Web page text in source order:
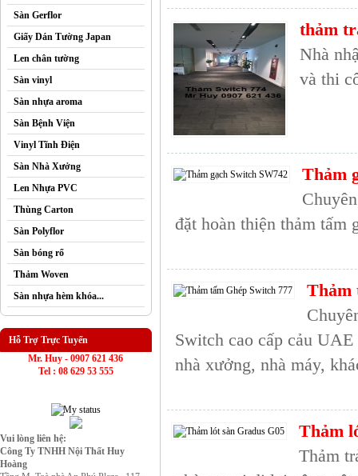
Sàn Gerflor
Giấy Dán Tường Japan
Len chân tường
Sàn vinyl
Sàn nhựa aroma
Sàn Bệnh Viện
Vinyl Tĩnh Điện
Sàn Nhà Xưởng
Len Nhựa PVC
Thùng Carton
Sàn Polyflor
Sàn bóng rổ
Thảm Woven
Sàn nhựa hèm khóa...
Hỗ Trợ Trực Tuyến
Mr. Huy - 0907 621 436
Tel : 08 629 53 555
Vui lòng liên hệ:
Công Ty TNHH Nội Thất Huy
Hoàng
thảm
Nhà
và thi
Thảm
đặt hoàn thiện thảm tấm
Thảm
Switch cao cấp cảu
nhà xưởng, nhà máy,
Thảm
Thảm